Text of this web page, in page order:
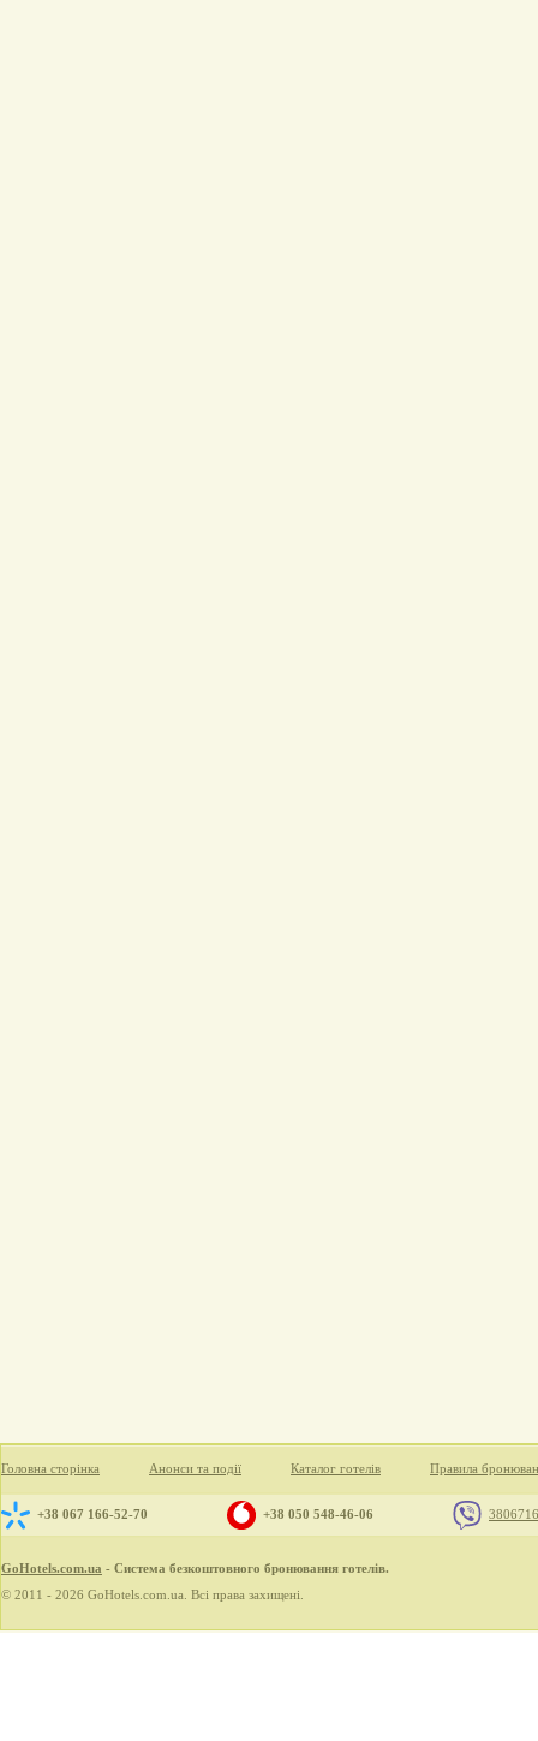
Головна сторінка Анонси та події Каталог готелів Правила
+38 067 166-52-70 +38 050 548-46-06
GoHotels.com.ua - Система безкоштовного бронювання готелів.
© 2011 - 2026 GoHotels.com.ua. Всі права захищені.